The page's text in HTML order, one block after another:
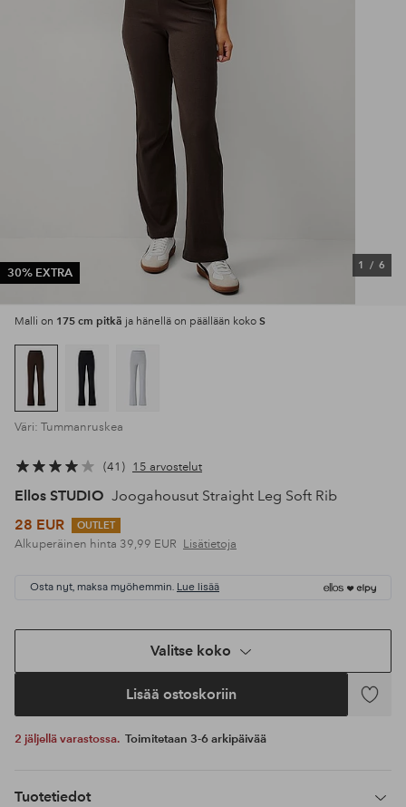
30% EXTRA
1 / 6
Malli on 175 cm pitkä ja hänellä on päällään koko S
Väri: Tummanruskea
41 15 arvostelut
Ellos STUDIO Joogahousut Straight Leg Soft Rib
28 EUR
OUTLET
Alkuperäinen hinta 39,99 EUR Lisätietoja
Osta nyt, maksa myöhemmin. Lue lisää
Valitse koko
Lisää ostoskoriin
Lisää
2 jäljellä varastossa. Toimitetaan 3-6 arkipäivää
Tuotetiedot